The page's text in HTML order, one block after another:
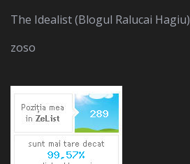
The Idealist (Blogul Ralucai Hagiu)
zoso